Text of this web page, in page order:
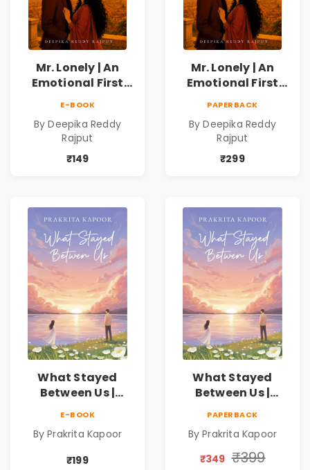
Mr. Lonely | An
Emotional First
Reddy Rajput |
Pre-Order
E-BOOK
By Deepika Reddy
Rajput
₹149
Mr. Lonely | An
Emotional First
Reddy Rajput
PAPERBACK
By Deepika Reddy
Rajput
₹299
What Stayed
Between Us |
E-BOOK
By Prakrita Kapoor
₹199
What Stayed
Between Us |
PAPERBACK
By Prakrita Kapoor
₹349 ₹399